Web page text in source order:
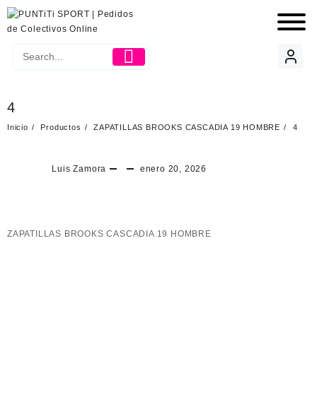
4
Inicio Productos ZAPATILLAS BROOKS CASCADIA 19 HOMBRE 4
Luis Zamora enero 20, 2026
ZAPATILLAS BROOKS CASCADIA 19 HOMBRE